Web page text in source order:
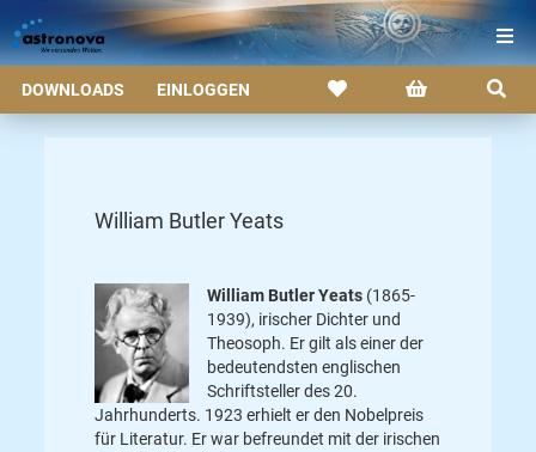
DOWNLOADS EINLOGGEN
William Butler Yeats
William Butler Yeats (1865-
1939), irischer Dichter und
Theosoph. Er gilt als einer der
bedeutendsten englischen
Schriftsteller des 20.
Jahrhunderts. 1923 erhielt er den Nobelpreis
für Literatur. Er war befreundet mit der irischen